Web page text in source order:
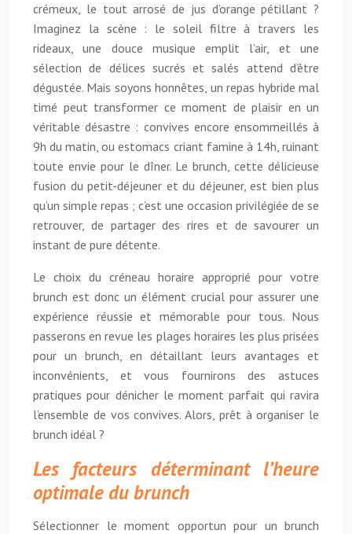
crémeux, le tout arrosé de jus d’orange pétillant ?
Imaginez la scène : le soleil filtre à travers les
rideaux, une douce musique emplit l’air, et une
sélection de délices sucrés et salés attend d’être
dégustée. Mais soyons honnêtes, un repas hybride mal
timé peut transformer ce moment de plaisir en un
véritable désastre : convives encore ensommeillés à
9h du matin, ou estomacs criant famine à 14h, ruinant
toute envie pour le dîner. Le brunch, cette délicieuse
fusion du petit-déjeuner et du déjeuner, est bien plus
qu’un simple repas ; c’est une occasion privilégiée de se
retrouver, de partager des rires et de savourer un
instant de pure détente.
Le choix du créneau horaire approprié pour votre
brunch est donc un élément crucial pour assurer une
expérience réussie et mémorable pour tous. Nous
passerons en revue les plages horaires les plus prisées
pour un brunch, en détaillant leurs avantages et
inconvénients, et vous fournirons des astuces
pratiques pour dénicher le moment parfait qui ravira
l’ensemble de vos convives. Alors, prêt à organiser le
brunch idéal ?
Les facteurs déterminant l’heure
optimale du brunch
Sélectionner le moment opportun pour un brunch